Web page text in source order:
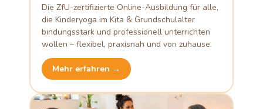
Die ZfU-zertifizierte Online-Ausbildung für alle,
die Kinderyoga im Kita & Grundschulalter
bindungsstark und professionell unterrichten
wollen – flexibel, praxisnah und von zuhause.
Mehr erfahren →